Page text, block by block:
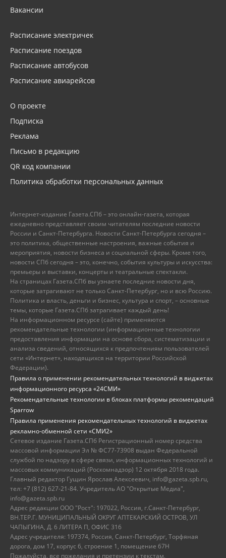
Вакансии
Расписание электричек
Расписание поездов
Расписание автобусов
Расписание авиарейсов
О проекте
Подписка
Реклама
Письмо в редакцию
QR код компании
Политика обработки персональных данных
Интернет-издание Газета.СПб – это онлайн-газета, которая
ежедневно представляет своим читателям последние новости
России и Санкт-Петербурга. Новости Санкт-Петербурга сегодня –
это политика, общественные настроения, важные события и
мероприятия, новости бизнеса и социальной сферы. Кроме того,
новости СПб сегодня – это, конечно, события культуры и искусства:
премьеры и выставки, концерты и театральные спектакли.
На страницах Газета.СПб вы узнаете последние новости дня,
которые затрагивают не только Санкт-Петербург, но и всю Россию.
Политика и власть, деньги и бизнес, культура и спорт, – основные
темы, которые Газета.СПб затрагивает каждый день!
На информационном ресурсе (сайте) применяются
рекомендательные технологии (информационные технологии
предоставления информации на основе сбора, систематизации и
анализа сведений, относящихся к предпочтениям пользователей
сети «Интернет», находящихся на территории Российской
Федерации).
Правила о применении рекомендательных технологий в виджетах
информационного ресурса «24СМИ»
Рекомендательные технологии в блоках платформы рекомендаций
Sparrow
Правила применения рекомендательных технологий в виджетах
рекламно-обменной сети «СМИ2»
Сетевое издание Газета.СПб Регистрационный номер средства
массовой информации Эл № ФС77-73908 выдан Федеральной
службой по надзору в сфере связи, информационных технологий и
массовых коммуникаций (Роскомнадзор) 12 октября 2018 года.
Главный редактор Гущин Ярослав Алексеевич, info@gazeta.spb.ru,
тел: +7 (812) 627-21-84. Учредитель АО "Открытые Медиа",
info@gazeta.spb.ru
Адрес редакции ООО "Рост": 197022, Россия, г.Санкт-Петербург,
ВН.ТЕР.Г. МУНИЦИПАЛЬНЫЙ ОКРУГ АПТЕКАРСКИЙ ОСТРОВ, УЛ
ЧАПЫГИНА, Д. 6 ЛИТЕРА П, ОФИС 316
Адрес учредителя: 197374, Россия, Санкт-Петербург, Торфяная
дорога, дом 17, корпус 6, строение 1, помещение 67Н
Пожалуйста, все пожелания и претензии к текстам,